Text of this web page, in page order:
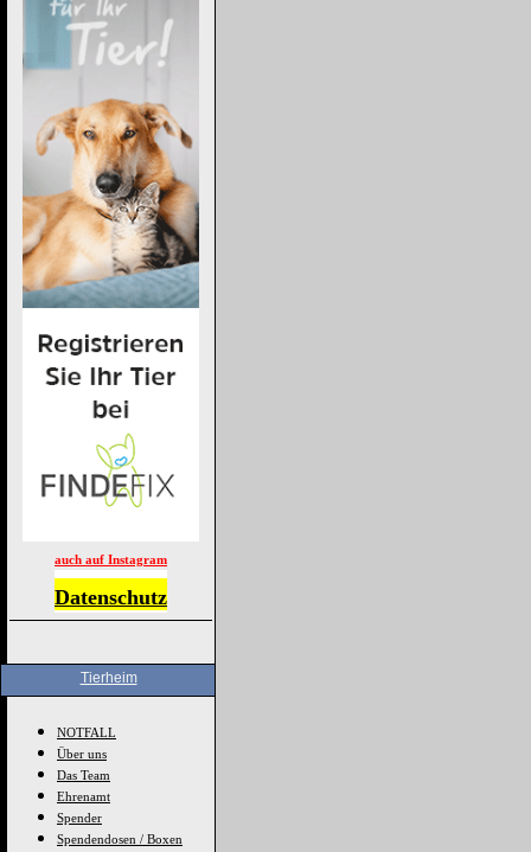
auch auf Instagram
Datenschutz
Tierheim
NOTFALL
Über uns
Das Team
Ehrenamt
Spender
Spendendosen / Boxen